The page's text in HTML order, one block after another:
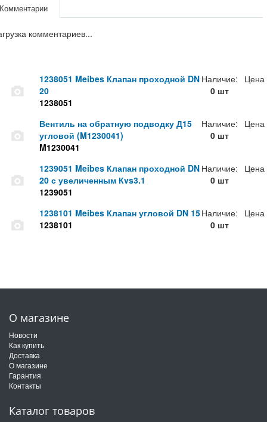
комментариев...
1238051 Meibes Клапан проходной DN
20
1238051
Наличие:
0 шт
Цена
Вентиль на обратную подводку Д15
угловой (M1230041)
M1230041
Наличие:
0 шт
Цена
1239051 Meibes Клапан проходной DN
20 с увеличенным Кvs3.1
1239051
Наличие:
0 шт
Цена
1238101 Meibes Клапан угловой DN 15
1238101
Наличие:
0 шт
Цена
О магазине
Новости
Как купить
Доставка
О магазине
Гарантия
Контакты
Каталог товаров